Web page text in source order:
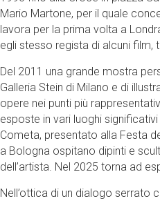
Mario Martone, per il quale
lavora per la prima volta a
egli stesso regista di alcuni film,
Del 2011 una grande mostra
Galleria Stein di Milano e di
opere nei punti più
esposte in vari luoghi
Cometa, presentato alla Festa
a Bologna ospitano dipinti e
dell’artista. Nel 2025 torna ad
Nell’ottica di un dialogo serrato